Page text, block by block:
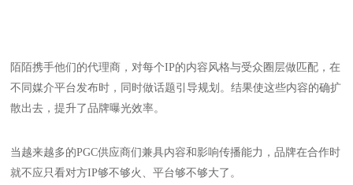
陌陌携手他们的代理商，对每个IP的内容风格与受众圈层做匹配，在
不同媒介平台发布时，同时做话题引导规划。结果使这些内容的确扩
散出去，提升了品牌曝光效率。
当越来越多的PGC供应商们兼具内容和影响传播能力，品牌在合作时
就不应只看对方IP够不够火、平台够不够大了。